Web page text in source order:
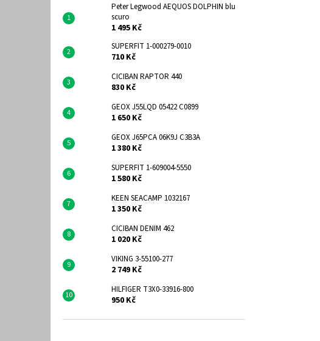
Peter Legwood AEQUOS DOLPHIN blu
scuro
1 495 Kč
SUPERFIT 1-000279-0010
710 Kč
CICIBAN RAPTOR 440
830 Kč
GEOX J55LQD 05422 C0899
1 650 Kč
GEOX J65PCA 06K9J C3B3A
1 380 Kč
SUPERFIT 1-609004-5550
1 580 Kč
KEEN SEACAMP 1032167
1 350 Kč
CICIBAN DENIM 462
1 020 Kč
VIKING 3-55100-277
2 749 Kč
HILFIGER T3X0-33916-800
950 Kč